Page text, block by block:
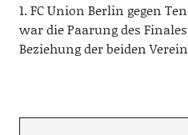
1. FC Union Berlin gegen
war die Paarung des
Beziehung der beiden